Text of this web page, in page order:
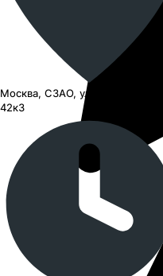
Москва, СЗАО, улица Барышиха,
42к3